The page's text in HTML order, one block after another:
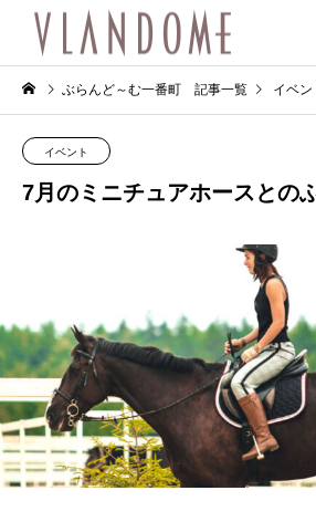
ぶらんど～む一番町 記事一覧 イベン
イベント
7月のミニチュアホースとの